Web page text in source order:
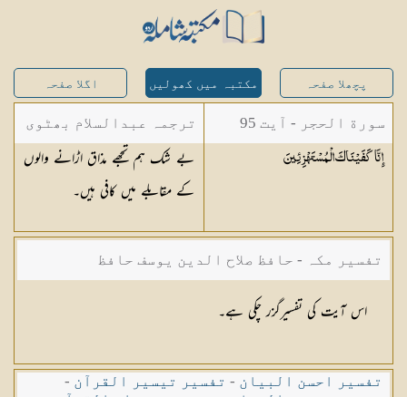
پچھلا صفحہ مکتبہ میں کھولیں اگلا صفحہ
سورة الحجر - آیت 95
إِنَّا كَفَيْنَاكَالْمُسْتَهْزِئِينَ
ترجمہ عبدالسلام بھٹوی
- عبدالسلام بن محمد
بے شک ہم تجھے مذاق اڑانے والوں
کے مقابلے میں کافی ہیں۔
تفسیر مکہ - حافظ صلاح الدین یوسف حافظ
اس آیت کی تفسیرگزر چکی ہے۔
تفسیر احسن البیان - تفسیر تیسیر القرآن -